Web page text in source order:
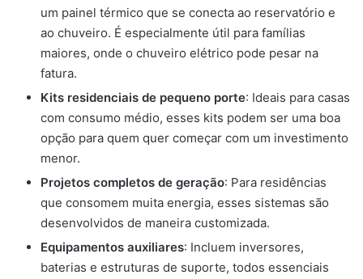
um painel térmico que se conecta ao reservatório e
ao chuveiro. É especialmente útil para famílias
maiores, onde o chuveiro elétrico pode pesar na
fatura.
Kits residenciais de pequeno porte: Ideais para casas
com consumo médio, esses kits podem ser uma boa
opção para quem quer começar com um investimento
menor.
Projetos completos de geração: Para residências
que consomem muita energia, esses sistemas são
desenvolvidos de maneira customizada.
Equipamentos auxiliares: Incluem inversores,
baterias e estruturas de suporte, todos essenciais